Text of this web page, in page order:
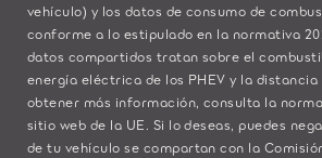
vehículo) y los datos de consumo de
conforme a lo estipulado en la normativa
datos compartidos tratan sobre el
energía eléctrica de los PHEV y la
obtener más información, consulta la
sitio web de la UE . Si lo deseas, puedes
de tu vehículo se compartan con la